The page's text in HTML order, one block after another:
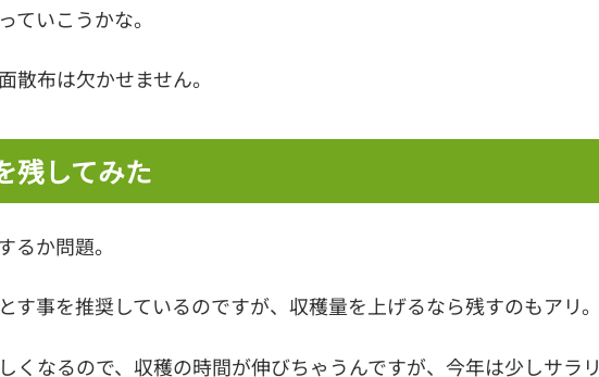
ていこうかな。
散布は欠かせません。
残してみた
るか問題。
す事を推奨しているのですが、収穫量を上げるなら残すのもアリ。
くなるので、収穫の時間が伸びちゃうんですが、今年は少しサラリ